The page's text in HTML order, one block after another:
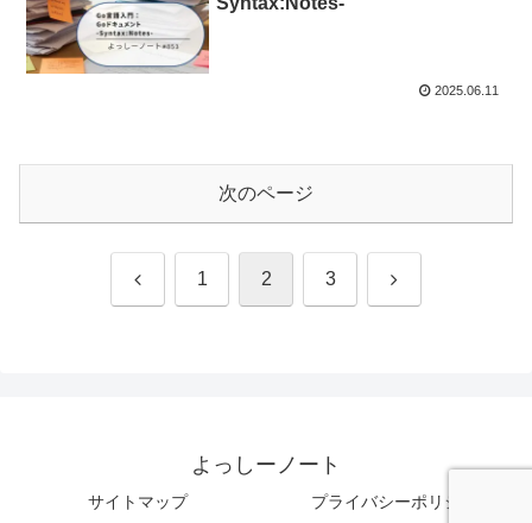
2025.06.11
次のページ
前 1 2 3 次
よっしーノート
サイトマップ プライバシーポリシー